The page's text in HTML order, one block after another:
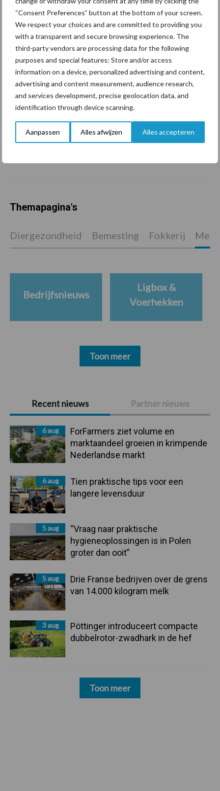
“Consent Preferences” button at the bottom of your screen.
We respect your choices and are committed to providing you
with a transparent and secure browsing experience. The
third-party vendors are processing data for the following
purposes and special features: Store and/or access
information on a device, personalized advertising and content,
advertising and content measurement, audience research,
and services development, precise geolocation data, and
identification through device scanning.
Aanpassen Alles afwijzen Alles accepteren
Primaire
Sidebar
Recent nieuws Partner nieuws
6 aug
ForFarmers ziet volume en
marktaandeel groeien in krimpende
Nederlandse markt
6 aug
Tien praktische tips voor een
langere levensduur
5 aug
“Vraag naar praktische
hygieneoplossingen is in Polen
groter dan ooit”
5 aug
Drie Franse bedrijven over de grens
van 14.000 kilogram melk
3 aug
Pöttinger introduceert compacte
dubbelrotor-zwadhark in de hef
Toon meer
marktaandeel groeien in
krimpende Nederlandse
markt
Tien praktische tips voor
een langere levensduur
“Vraag naar praktische
hygieneoplossingen is in
Themapagina's
Diergezondheid Bemesting Fokkerij
Bedrijfsnieuws
Ligbox &
Voerhekken
Toon meer